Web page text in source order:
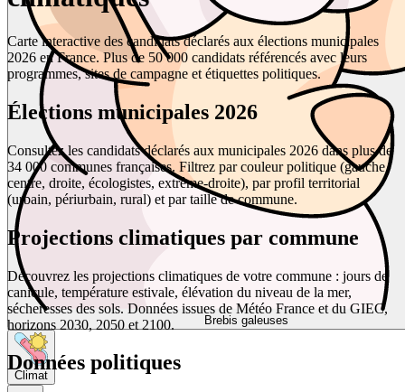
Brebis galeuses
Climat
Carte interactive des candidats déclarés aux élections municipales
2026 en France. Plus de 50 000 candidats référencés avec leurs
programmes, sites de campagne et étiquettes politiques.
Élections municipales 2026
Consultez les candidats déclarés aux municipales 2026 dans plus de
34 000 communes françaises. Filtrez par couleur politique (gauche,
centre, droite, écologistes, extrême-droite), par profil territorial
(urbain, périurbain, rural) et par taille de commune.
Projections climatiques par commune
Découvrez les projections climatiques de votre commune : jours de
canicule, température estivale, élévation du niveau de la mer,
sécheresses des sols. Données issues de Météo France et du GIEC,
horizons 2030, 2050 et 2100.
Données politiques